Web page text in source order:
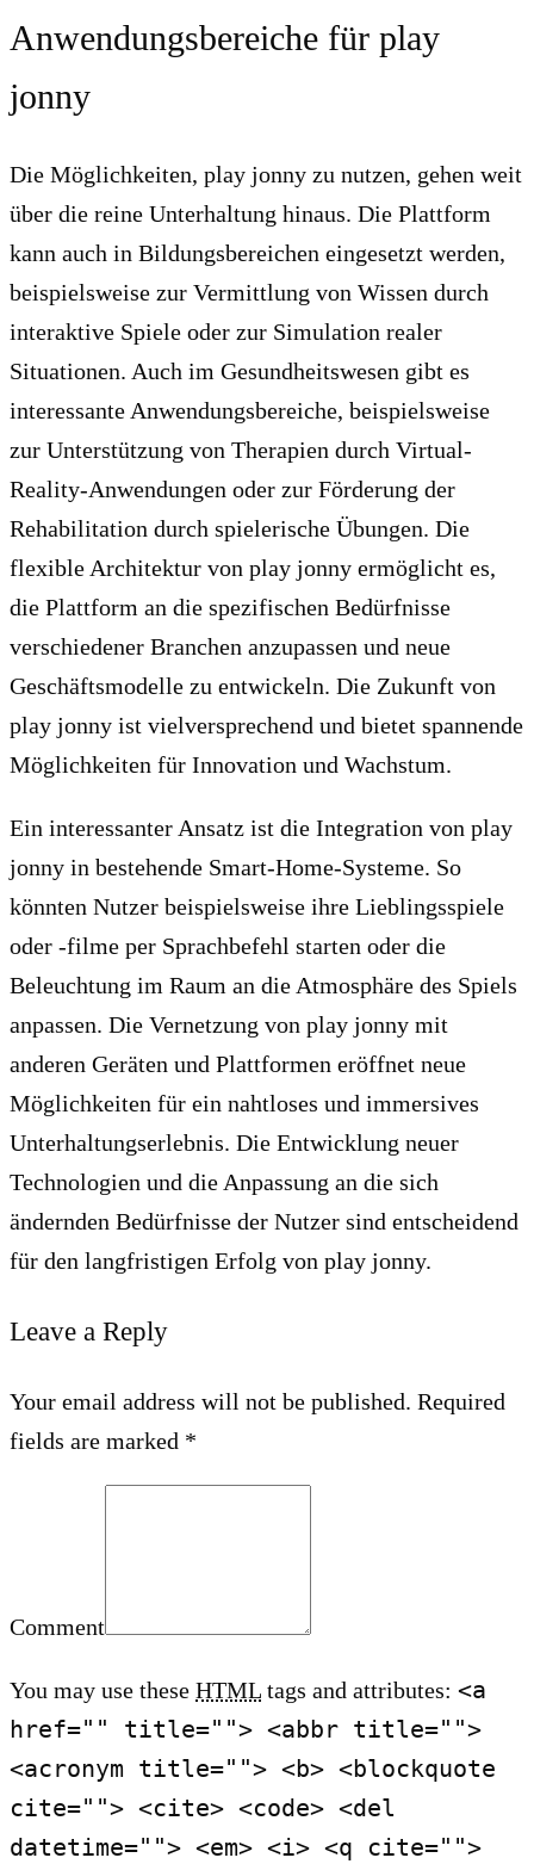
Anwendungsbereiche für play
jonny
Die Möglichkeiten, play jonny zu nutzen, gehen weit
über die reine Unterhaltung hinaus. Die Plattform
kann auch in Bildungsbereichen eingesetzt werden,
beispielsweise zur Vermittlung von Wissen durch
interaktive Spiele oder zur Simulation realer
Situationen. Auch im Gesundheitswesen gibt es
interessante Anwendungsbereiche, beispielsweise
zur Unterstützung von Therapien durch Virtual-
Reality-Anwendungen oder zur Förderung der
Rehabilitation durch spielerische Übungen. Die
flexible Architektur von play jonny ermöglicht es,
die Plattform an die spezifischen Bedürfnisse
verschiedener Branchen anzupassen und neue
Geschäftsmodelle zu entwickeln. Die Zukunft von
play jonny ist vielversprechend und bietet spannende
Möglichkeiten für Innovation und Wachstum.
Ein interessanter Ansatz ist die Integration von play
jonny in bestehende Smart-Home-Systeme. So
könnten Nutzer beispielsweise ihre Lieblingsspiele
oder -filme per Sprachbefehl starten oder die
Beleuchtung im Raum an die Atmosphäre des Spiels
anpassen. Die Vernetzung von play jonny mit
anderen Geräten und Plattformen eröffnet neue
Möglichkeiten für ein nahtloses und immersives
Unterhaltungserlebnis. Die Entwicklung neuer
Technologien und die Anpassung an die sich
ändernden Bedürfnisse der Nutzer sind entscheidend
für den langfristigen Erfolg von play jonny.
Leave a Reply
Your email address will not be published. Required
fields are marked *
Comment
You may use these HTML tags and attributes: <a
href="" title=""> <abbr title="">
<acronym title=""> <b> <blockquote
cite=""> <cite> <code> <del
datetime=""> <em> <i> <q cite="">